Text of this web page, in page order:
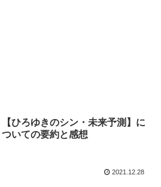
【ひろゆきのシン・未来予測】に
ついての要約と感想
2021.12.28